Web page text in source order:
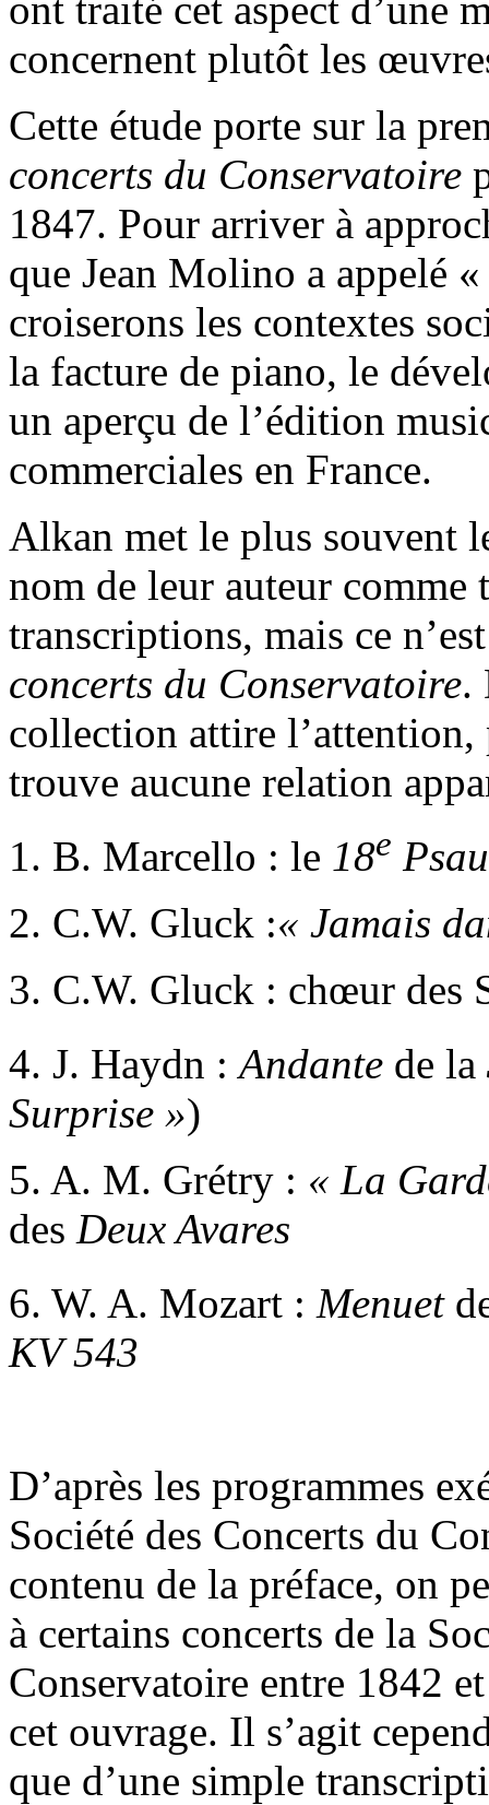
concernent plutôt les
Cette étude porte sur la
concerts du Conservatoire
1847. Pour arriver à
que Jean Molino a appelé
croiserons les contextes
la facture de piano, le
un aperçu de l’édition
commerciales en France.
Alkan met le plus souvent
nom de leur auteur comme
transcriptions, mais ce
concerts du Conservatoire.
collection attire l’attention,
trouve aucune relation
1. B. Marcello : le 18e
2. C.W. Gluck :« Jamais
3. C.W. Gluck : chœur des
4. J. Haydn :Andante de la
Surprise »)
5. A. M. Grétry : « La
des Deux Avares
6. W. A. Mozart : Menuet
KV 543
D’après les programmes
Société des Concerts du
contenu de la préface, on
à certains concerts de la
Conservatoire entre 1842
cet ouvrage. Il s’agit
que d’une simple